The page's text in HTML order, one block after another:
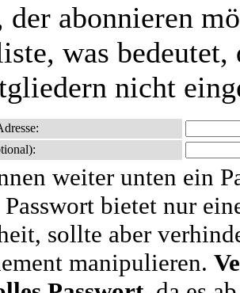
der abonnieren
was bedeutet,
nicht
weiter unten ein
Passwort bietet nur
sollte aber
manipulieren.